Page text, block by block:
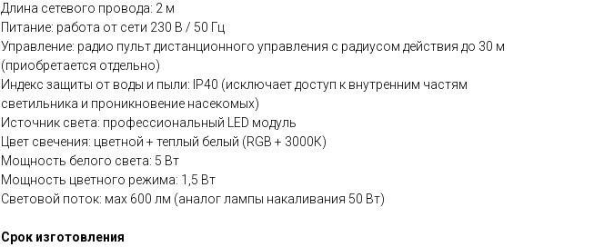
Длина сетевого провода: 2 м
Питание: работа от сети 230 В / 50 Гц
Управление: радио пульт дистанционного управления с радиусом действия до 30 м
(приобретается отдельно)
Индекс защиты от воды и пыли: IP40 (исключает доступ к внутренним частям
светильника и проникновение насекомых)
Источник света: профессиональный LED модуль
Цвет свечения: цветной + теплый белый (RGB + 3000К)
Мощность белого света: 5 Вт
Мощность цветного режима: 1,5 Вт
Световой поток: мах 600 лм (аналог лампы накаливания 50 Вт)
Срок изготовления